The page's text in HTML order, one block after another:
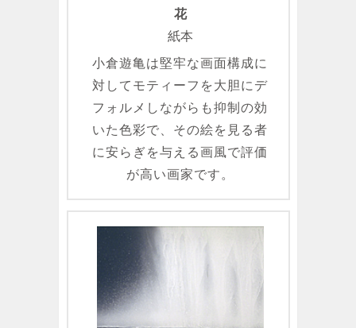
花
紙本
小倉遊亀は堅牢な画面構成に
対してモティーフを大胆にデ
フォルメしながらも抑制の効
いた色彩で、その絵を見る者
に安らぎを与える画風で評価
が高い画家です。